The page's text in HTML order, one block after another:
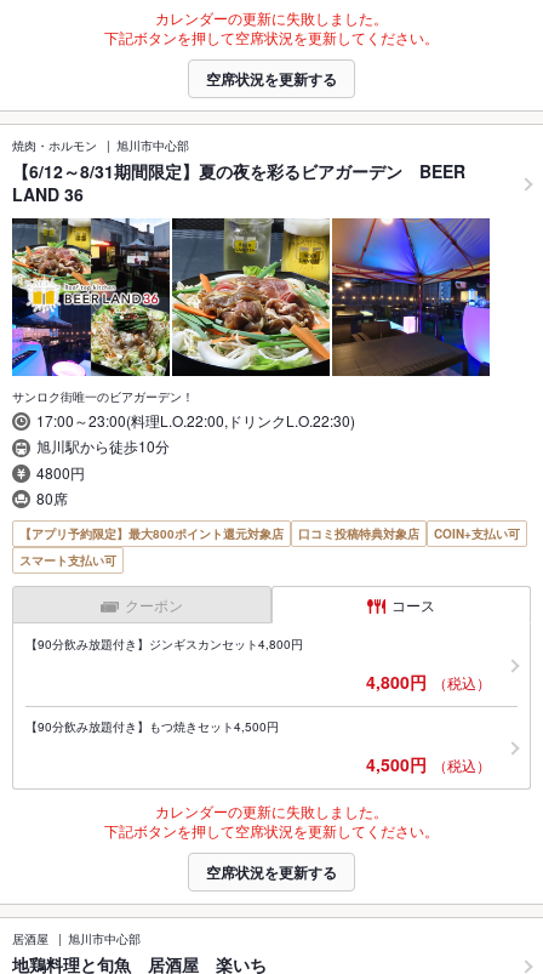
カレンダーの更新に失敗しました。
下記ボタンを押して空席状況を更新してください。
空席状況を更新する
焼肉・ホルモン 旭川市中心部
【6/12～8/31期間限定】夏の夜を彩るビアガーデン BEER
LAND 36
サンロク街唯一のビアガーデン！
17:00～23:00(料理L.O.22:00,ドリンクL.O.22:30)
旭川駅から徒歩10分
4800円
80席
【アプリ予約限定】最大800ポイント還元対象店 口コミ投稿特典対象店
COIN+支払い可
スマート支払い可
クーポン コース
【90分飲み放題付き】ジンギスカンセット4,800円
4,800円 （税込）
【90分飲み放題付き】もつ焼きセット4,500円
4,500円 （税込）
カレンダーの更新に失敗しました。
下記ボタンを押して空席状況を更新してください。
空席状況を更新する
居酒屋 旭川市中心部
地鶏料理と旬魚 居酒屋 楽いち